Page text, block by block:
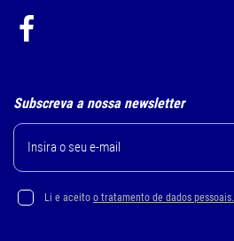
Subscreva a nossa newsletter
Li e aceito o tratamento de dados pessoais.